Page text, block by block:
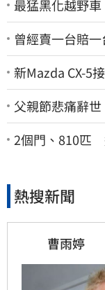
最猛黑化越野
曾經賣一台賠
新Mazda CX-5
父親節悲痛辭
享壽71歲
2個門、810匹
熱搜新聞
曹雨婷